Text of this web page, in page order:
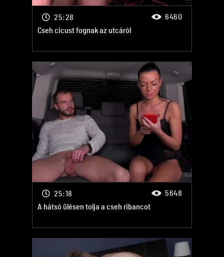
Cseh cicust fognak az utcáról
25:28 6460
A hátsó ülésen tolja a cseh ribancot
25:18 5648